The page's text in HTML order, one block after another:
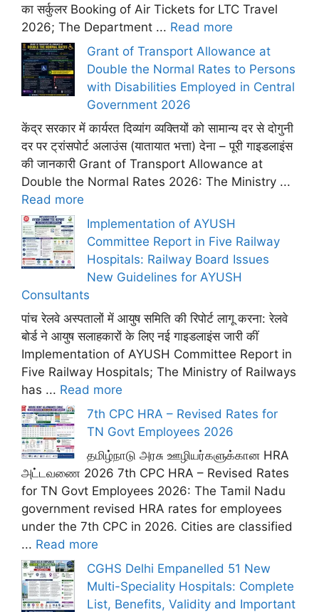
का सर्कुलर Booking of Air Tickets for LTC Travel
2026; The Department ... Read more
Grant of Transport Allowance at
Double the Normal Rates to Persons
with Disabilities Employed in Central
Government 2026
केंद्र सरकार में कार्यरत दिव्यांग व्यक्तियों को सामान्य दर से दोगुनी
दर पर ट्रांसपोर्ट अलाउंस (यातायात भत्ता) देना – पूरी गाइडलाइंस
की जानकारी Grant of Transport Allowance at
Double the Normal Rates 2026: The Ministry ...
Read more
Implementation of AYUSH
Committee Report in Five Railway
Hospitals: Railway Board Issues
New Guidelines for AYUSH
Consultants
पांच रेलवे अस्पतालों में आयुष समिति की रिपोर्ट लागू करना: रेलवे
बोर्ड ने आयुष सलाहकारों के लिए नई गाइडलाइंस जारी कीं
Implementation of AYUSH Committee Report in
Five Railway Hospitals; The Ministry of Railways
has ... Read more
7th CPC HRA – Revised Rates for
TN Govt Employees 2026
தமிழ்நாடு அரசு ஊழியர்களுக்கான HRA
அட்டவணை 2026 7th CPC HRA – Revised Rates
for TN Govt Employees 2026: The Tamil Nadu
government revised HRA rates for employees
under the 7th CPC in 2026. Cities are classified
... Read more
CGHS Delhi Empanelled 51 New
Multi-Speciality Hospitals: Complete
List, Benefits, Validity and Important